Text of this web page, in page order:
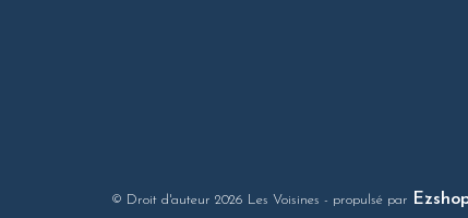
© Droit d'auteur 2026 Les Voisines - propulsé par